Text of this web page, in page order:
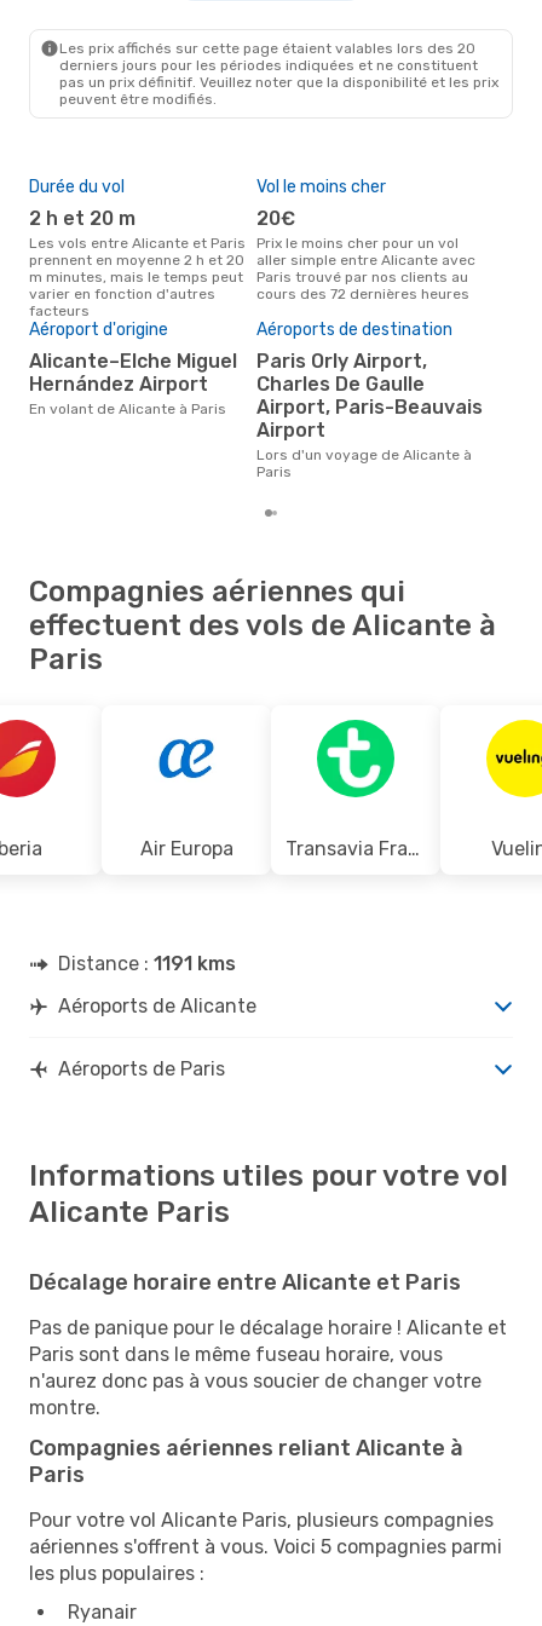
Les prix affichés sur cette page étaient valables lors des 20
derniers jours pour les périodes indiquées et ne constituent
pas un prix définitif. Veuillez noter que la disponibilité et les prix
peuvent être modifiés.
Durée du vol
2 h et 20 m
Les vols entre Alicante et Paris
prennent en moyenne 2 h et 20
m minutes, mais le temps peut
varier en fonction d'autres
facteurs
Vol le moins cher
20€
Prix le moins cher pour un vol
aller simple entre Alicante avec
Paris trouvé par nos clients au
cours des 72 dernières heures
Aéroport d'origine
Alicante–Elche Miguel
Hernández Airport
En volant de Alicante à Paris
Aéroports de destination
Paris Orly Airport,
Charles De Gaulle
Airport, Paris-Beauvais
Airport
Lors d'un voyage de Alicante à
Paris
Compagnies aériennes qui
effectuent des vols de Alicante à
Paris
Air Europa Transavia France
Distance : 1191 kms
Aéroports de Alicante
Aéroports de Paris
Informations utiles pour votre vol
Alicante Paris
Décalage horaire entre Alicante et Paris
Pas de panique pour le décalage horaire ! Alicante et
Paris sont dans le même fuseau horaire, vous
n'aurez donc pas à vous soucier de changer votre
montre.
Compagnies aériennes reliant Alicante à
Paris
Pour votre vol Alicante Paris, plusieurs compagnies
aériennes s'offrent à vous. Voici 5 compagnies parmi
les plus populaires :
Ryanair